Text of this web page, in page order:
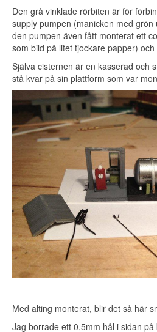
Den grå vinklade rörbiten är för
supply pumpen (manicken med
den pumpen även fått monterat ett
som bild på litet tjockare papper)
Själva cisternen är en kasserad och
stå kvar på sin plattform som var
Med alting monterat, blir det så här
Jag borrade ett 0,5mm hål i sidan